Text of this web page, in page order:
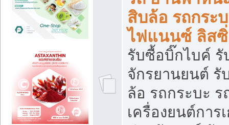
สิบล้อ รถกระ
ไฟแนนซ์ ลิส
รับซื้อบิ๊กไบค์
จักรยานยนต์ รั
ล้อ รถกระบะ
เครื่องยนต์การ